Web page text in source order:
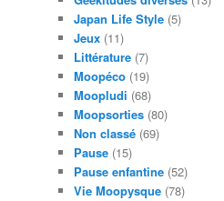
Japan Life Style (5)
Jeux (11)
Littérature (7)
Moopéco (19)
Moopludi (68)
Moopsorties (80)
Non classé (69)
Pause (15)
Pause enfantine (52)
Vie Moopysque (78)